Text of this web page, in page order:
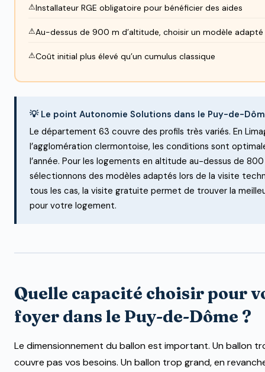
Installateur RGE obligatoire pour bénéficier des aides
Au-dessus de 900 m d’altitude, choisir un modèle adapté
Coût initial plus élevé qu’un cumulus classique
💡 Le point Autonomie Solutions dans le Puy-de-
Le département 63 couvre des profils très variés. En
l’agglomération clermontoise, les conditions sont
l’année. Pour les logements en altitude au-dessus de 800
sélectionnons des modèles adaptés lors de la visite
tous les cas, la visite gratuite permet de trouver la
pour votre logement.
Quelle capacité choisir pour
foyer dans le Puy-de-Dôme ?
Le dimensionnement du ballon est important. Un ballon
couvre pas vos besoins. Un ballon trop grand, en